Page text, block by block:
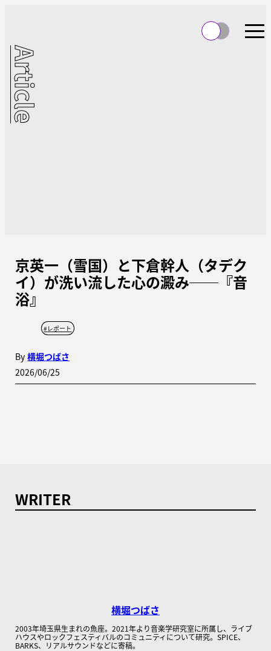
Article
京英一（雪国）と下倉幹人（タデク
イ）が洗い流した心の澱み──『音
浴』
#レポート
By 横堀つばさ
2026/06/25
WRITER
横堀つばさ
2003年埼玉県生まれの魚座。2021年より音楽学研究室に所属し、ライブ
ハウスやロックフェスティバルのコミュニティについて研究。SPICE、
BARKS、リアルサウンドなどに寄稿。